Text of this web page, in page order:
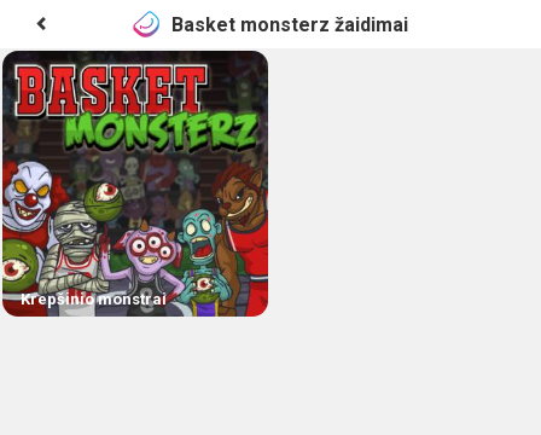
Basket monsterz žaidimai
Krepšinio monstrai